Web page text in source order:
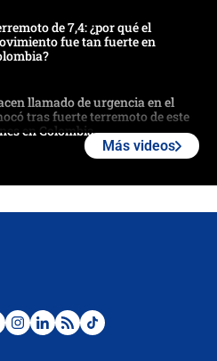
de 7,4: ¿por qué el
fue tan fuerte en
llamado de urgencia en el
tras fuerte terremoto de este
en Colombia
temblor en Colombia hoy:
Más videos